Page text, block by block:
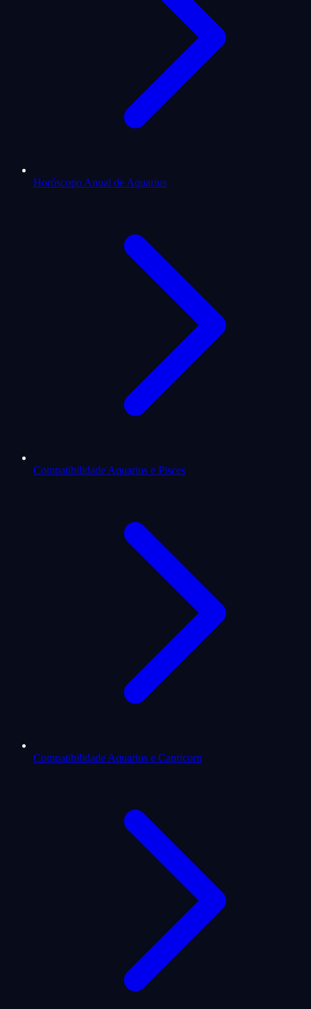
Horóscopo Anual de Aquarius
Compatibilidade Aquarius e Pisces
Compatibilidade Aquarius e Capricorn